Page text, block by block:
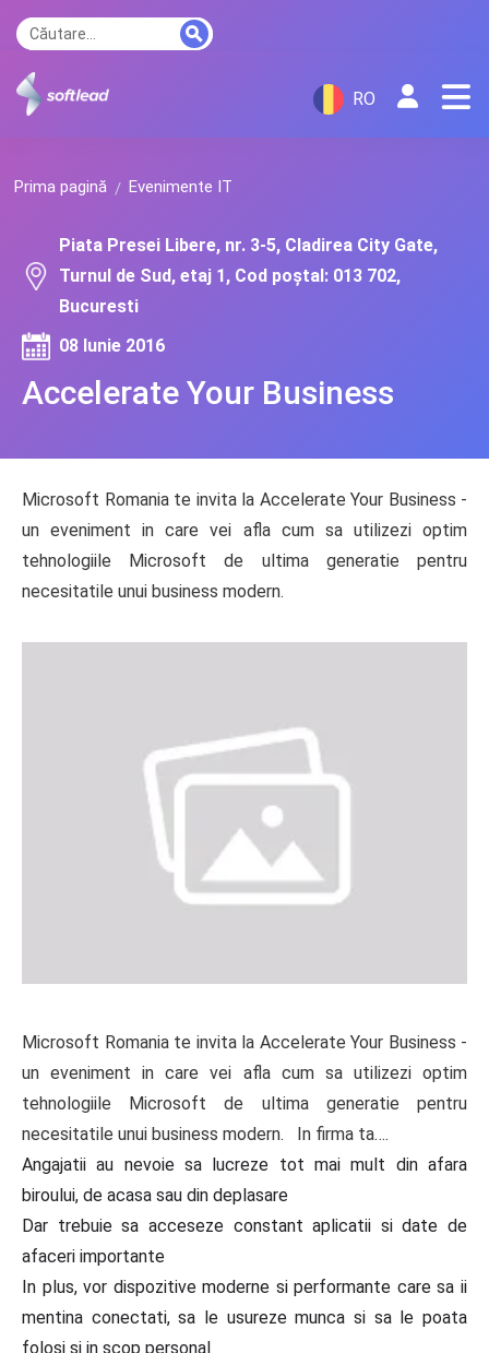
RO
Prima pagină Evenimente IT
Accelerate Your Business
Piata Presei Libere, nr. 3-5, Cladirea City Gate,
Turnul de Sud, etaj 1, Cod poștal: 013 702,
Bucuresti
08 Iunie 2016
Microsoft Romania te invita la Accelerate Your Business -
un eveniment in care vei afla cum sa utilizezi optim
tehnologiile Microsoft de ultima generatie pentru
necesitatile unui business modern.
Microsoft Romania te invita la Accelerate Your Business -
un eveniment in care vei afla cum sa utilizezi optim
tehnologiile Microsoft de ultima generatie pentru
necesitatile unui business modern. In firma ta….
Angajatii au nevoie sa lucreze tot mai mult din afara
biroului, de acasa sau din deplasare
Dar trebuie sa acceseze constant aplicatii si date de
afaceri importante
In plus, vor dispozitive moderne si performante care sa ii
mentina conectati, sa le usureze munca si sa le poata
folosi si in scop personal